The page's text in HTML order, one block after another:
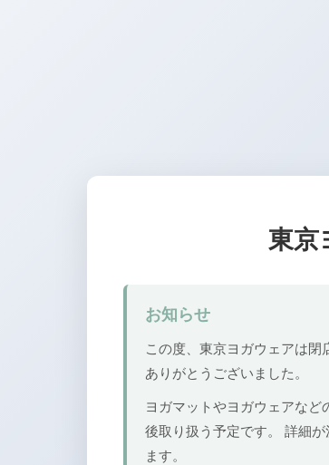
東京
お知らせ
この度、東京ヨガウェアは
ありがとうございました。
ヨガマットやヨガウェアなど
後取り扱う予定です。 詳細
ます。